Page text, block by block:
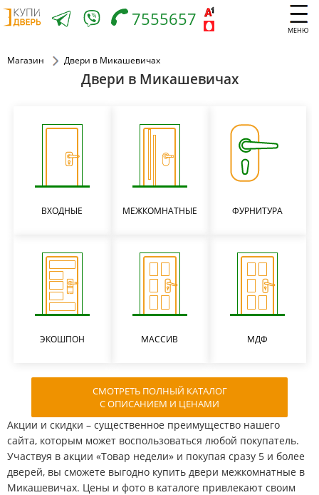
МЕНЮ
7555657
Магазин Двери в Микашевичах
Двери в Микашевичах
ВХОДНЫЕ МЕЖКОМНАТНЫЕ ФУРНИТУРА
ЭКОШПОН МАССИВ МДФ
СМОТРЕТЬ ПОЛНЫЙ КАТАЛОГ
С ОПИСАНИЕМ И ЦЕНАМИ
Акции и скидки – существенное преимущество нашего
сайта, которым может воспользоваться любой покупатель.
Участвуя в акции «Товар недели» и покупая сразу 5 и более
дверей, вы сможете выгодно купить двери межкомнатные в
Микашевичах. Цены и фото в каталоге привлекают своим